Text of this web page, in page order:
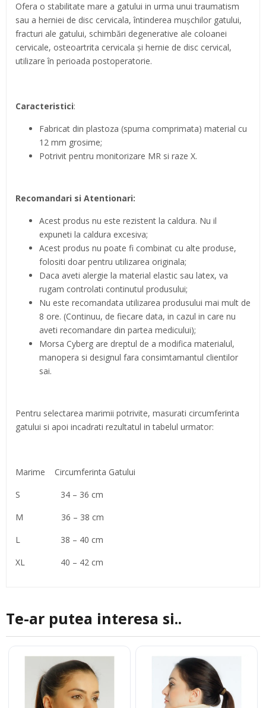
Ofera o stabilitate mare a gatului in urma unui traumatism
sau a herniei de disc cervicala, întinderea muşchilor gatului,
fracturi ale gatului, schimbări degenerative ale coloanei
cervicale, osteoartrita cervicala și hernie de disc cervical,
utilizare în perioada postoperatorie.
Caracteristici:
Fabricat din plastoza (spuma comprimata) material cu
12 mm grosime;
Potrivit pentru monitorizare MR si raze X.
Recomandari si Atentionari:
Acest produs nu este rezistent la caldura. Nu il
expuneti la caldura excesiva;
Acest produs nu poate fi combinat cu alte produse,
folositi doar pentru utilizarea originala;
Daca aveti alergie la material elastic sau latex, va
rugam controlati continutul produsului;
Nu este recomandata utilizarea produsului mai mult de
8 ore. (Continuu, de fiecare data, in cazul in care nu
aveti recomandare din partea medicului);
Morsa Cyberg are dreptul de a modifica materialul,
manopera si designul fara consimtamantul clientilor
sai.
Pentru selectarea marimii potrivite, masurati circumferinta
gatului si apoi incadrati rezultatul in tabelul urmator:
Marime Circumferinta Gatului
S 34 – 36 cm
M 36 – 38 cm
L 38 – 40 cm
XL 40 – 42 cm
Te-ar putea interesa si..